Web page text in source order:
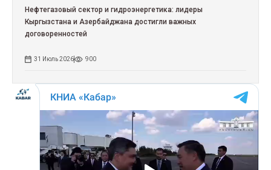
Нефтегазовый сектор и гидроэнергетика: лидеры
Кыргызстана и Азербайджана достигли важных
договоренностей
31 Июль 2026 900